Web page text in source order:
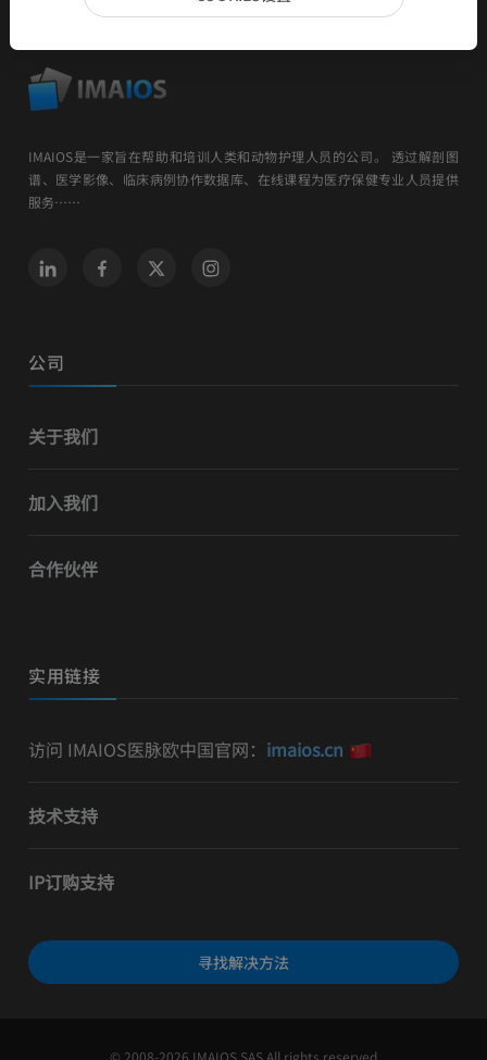
IMAIOS是一家旨在帮助和培训人类和动物护理人员的公司。 透过解剖图
谱、医学影像、临床病例协作数据库、在线课程为医疗保健专业人员提供
服务……
公司
关于我们
加入我们
合作伙伴
实用链接
访问 IMAIOS医脉欧中国官网： imaios.cn
技术支持
IP订购支持
寻找解决方法
© 2008-2026 IMAIOS SAS All rights reserved